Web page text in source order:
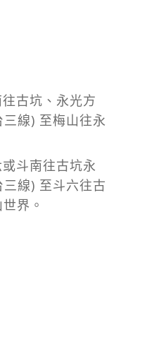
古坑、永光方
線) 至梅山往永
斗南往古坑永
線) 至斗六往古
界。